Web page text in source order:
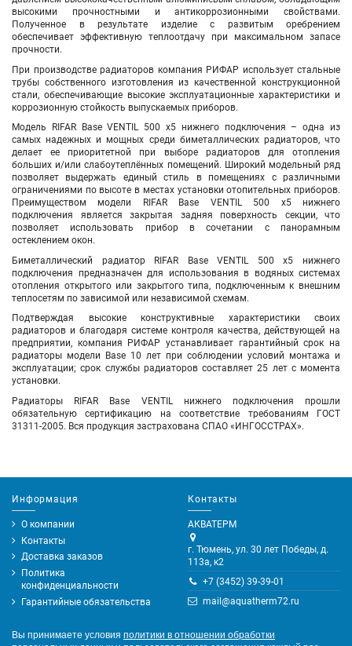
высокими прочностными и антикоррозионными свойствами.
Полученное в результате изделие с развитым оребрением
обеспечивает эффективную теплоотдачу при максимальном запасе
прочности.
При производстве радиаторов компания РИФАР использует стальные
трубы собственного изготовления из качественной конструкционной
стали, обеспечивающие высокие эксплуатационные характеристики и
коррозионную стойкость выпускаемых приборов.
Модель RIFAR Base VENTIL 500 х5 нижнего подключения – одна из
самых надежных и мощных среди биметаллических радиаторов, что
делает ее приоритетной при выборе радиаторов для отопления
больших и/или слабоутеплённых помещений. Широкий модельный ряд
позволяет выдержать единый стиль в помещениях с различными
ограничениями по высоте в местах установки отопительных приборов.
Преимуществом модели RIFAR Base VENTIL 500 х5 нижнего
подключения является закрытая задняя поверхность секции, что
позволяет использовать прибор в сочетании с панорамным
остеклением окон.
Биметаллический радиатор RIFAR Base VENTIL 500 х5 нижнего
подключения
предназначен для использования в водяных системах
отопления открытого или закрытого типа, подключенным к внешним
теплосетям по зависимой или независимой схемам.
Подтверждая высокие конструктивные характеристики своих
радиаторов и благодаря системе контроля качества, действующей на
предприятии, компания РИФАР устанавливает гарантийный срок на
радиаторы модели Base 10 лет при соблюдении условий монтажа и
эксплуатации; срок службы радиаторов составляет 25 лет с момента
установки.
Радиаторы RIFAR Base VENTIL нижнего подключения прошли
обязательную сертификацию на соответствие требованиям ГОСТ
31311-2005. Вся продукция застрахована СПАО «ИНГОССТРАХ».
Информация
О компании
Контакты
Доставка заказов
Политика
конфиденциальности
Гарантийные обязательства
Контакты
АКВАТЕРМ
г. Тюмень, ул. 30 лет Победы, д.
113а, к2
+7 (3452) 39-39-01
mail@aquatherm72.ru
Вы принимаете условия политики в отношении обработки